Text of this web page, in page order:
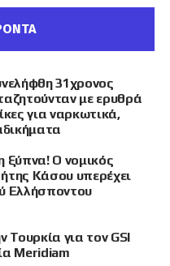
31χρονος
με ερυθρά
για ναρκωτικά,
ξύπνα! Ο νομικός
Κάσου υπερέχει
Ελλήσποντου
Τουρκία για τον GSI
Meridiam